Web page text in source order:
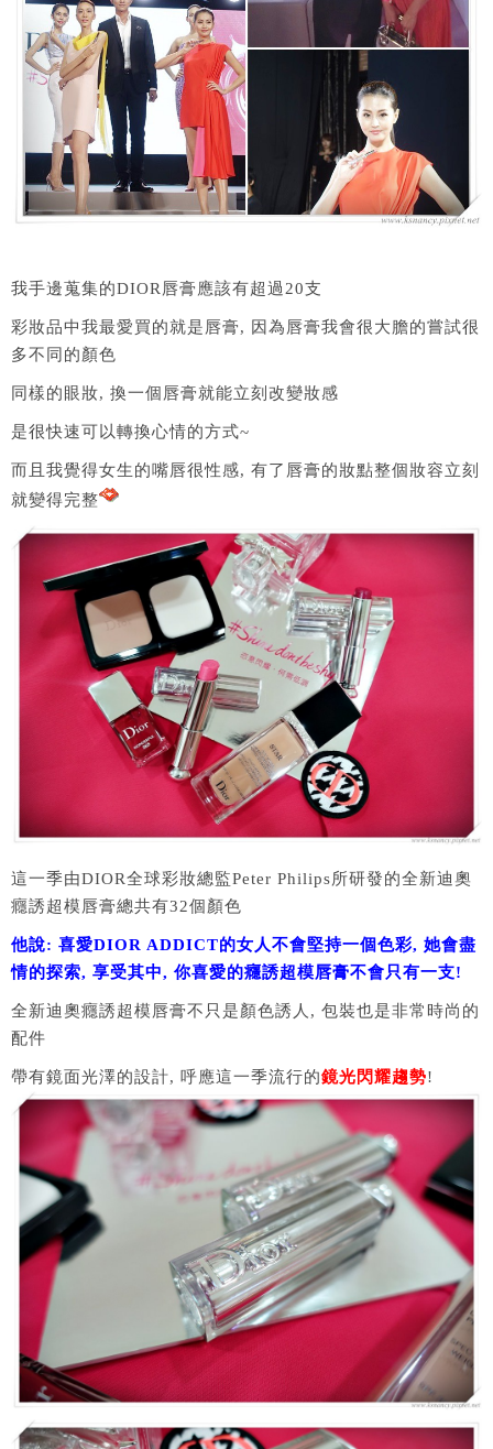
我手邊蒐集的DIOR唇膏應該有超過20支
彩妝品中我最愛買的就是唇膏, 因為唇膏我會很大膽的嘗試很
多不同的顏色
同樣的眼妝, 換一個唇膏就能立刻改變妝感
是很快速可以轉換心情的方式~
而且我覺得女生的嘴唇很性感, 有了唇膏的妝點整個妝容立刻
就變得完整
這一季由DIOR全球彩妝總監Peter Philips所研發的全新迪奧
癮誘超模唇膏總共有32個顏色
他說: 喜愛DIOR ADDICT的女人不會堅持一個色彩, 她會盡
情的探索, 享受其中, 你喜愛的癮誘超模唇膏不會只有一支!
全新迪奧癮誘超模唇膏不只是顏色誘人, 包裝也是非常時尚的
配件
帶有鏡面光澤的設計, 呼應這一季流行的鏡光閃耀趨勢!